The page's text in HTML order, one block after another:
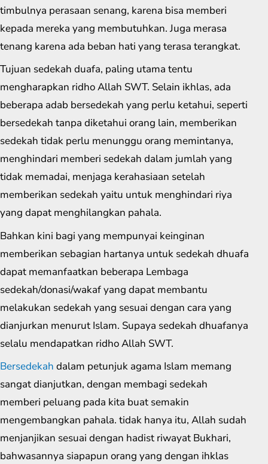
timbulnya perasaan senang, karena bisa memberi
kepada mereka yang membutuhkan. Juga merasa
tenang karena ada beban hati yang terasa terangkat.
Tujuan sedekah duafa, paling utama tentu
mengharapkan ridho Allah SWT. Selain ikhlas, ada
beberapa adab bersedekah yang perlu ketahui, seperti
bersedekah tanpa diketahui orang lain, memberikan
sedekah tidak perlu menunggu orang memintanya,
menghindari memberi sedekah dalam jumlah yang
tidak memadai, menjaga kerahasiaan setelah
memberikan sedekah yaitu untuk menghindari riya
yang dapat menghilangkan pahala.
Bahkan kini bagi yang mempunyai keinginan
memberikan sebagian hartanya untuk sedekah dhuafa
dapat memanfaatkan beberapa Lembaga
sedekah/donasi/wakaf yang dapat membantu
melakukan sedekah yang sesuai dengan cara yang
dianjurkan menurut Islam. Supaya sedekah dhuafanya
selalu mendapatkan ridho Allah SWT.
Bersedekah dalam petunjuk agama Islam memang
sangat dianjutkan, dengan membagi sedekah
memberi peluang pada kita buat semakin
mengembangkan pahala. tidak hanya itu, Allah sudah
menjanjikan sesuai dengan hadist riwayat Bukhari,
bahwasannya siapapun orang yang dengan ihklas